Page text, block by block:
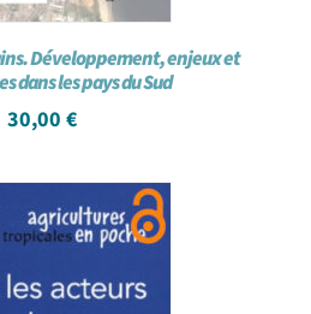
Développement, enjeux et
dans les pays du Sud
30,00 €